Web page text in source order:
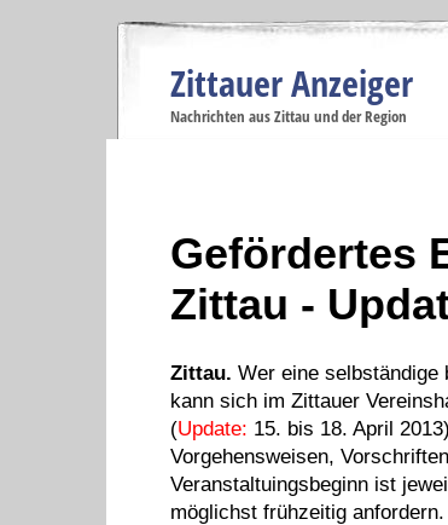
Zittauer Anzeiger
Nachrichten aus Zittau und der Region
Gefördertes
Zittau -
Zittau. Wer eine
kann sich im Zittauer
(Update: 15. bis 18. April
Vorgehensweisen,
Veranstaltuingsbeginn ist
möglichst frühzeitig anfordern.